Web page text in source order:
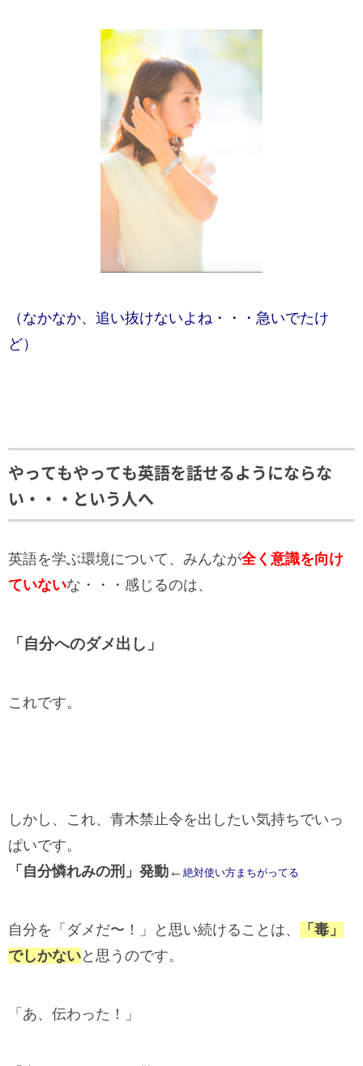
（なかなか、追い抜けないよね・・・急いでたけ
ど）
やってもやっても英語を話せるようにならな
い・・・という人へ
英語を学ぶ環境について、みんなが全く意識を向け
ていないな・・・感じるのは、
「自分へのダメ出し」
これです。
しかし、これ、青木禁止令を出したい気持ちでいっ
ぱいです。
「自分憐れみの刑」発動← 絶対使い方まちがってる
自分を「ダメだ〜！」と思い続けることは、
「毒」
でしかないと思うのです。
「あ、伝わった！」